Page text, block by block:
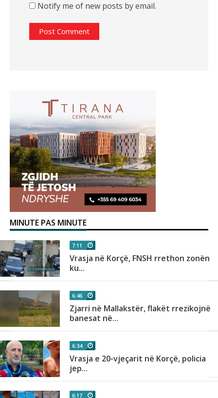
Notify me of new posts by email.
MINUTE PAS MINUTE
7:11
Vrasja në Korçë, FNSH rrethon zonën
ku...
6:46
Zjarri në Mallakstër, flakët rrezikojnë
banesat në...
6:34
Vrasja e 20-vjeçarit në Korçë, policia
jep...
6:17